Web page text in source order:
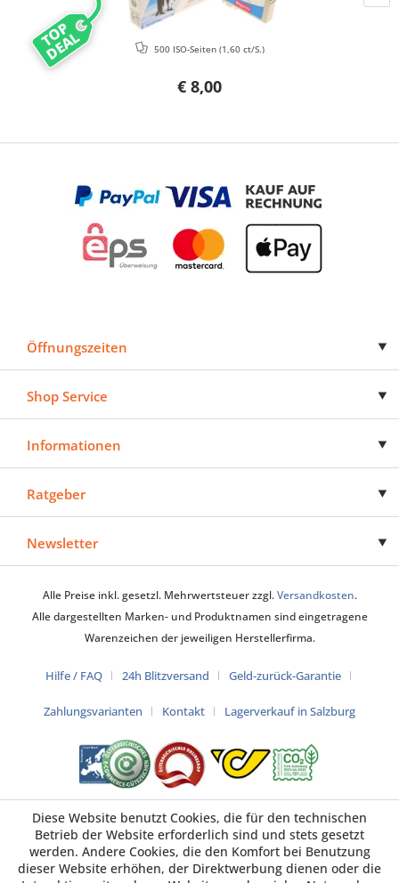
TOP
DEAL
€ 8,00
500 ISO-Seiten (1,60 ct/S.)
Öffnungszeiten
Shop Service
Informationen
Ratgeber
Newsletter
Alle Preise inkl. gesetzl. Mehrwertsteuer zzgl.Versandkosten.
Alle dargestellten Marken- und Produktnamen sind eingetragene
Warenzeichen der jeweiligen Herstellerfirma.
Hilfe / FAQ 24h Blitzversand Geld-zurück-Garantie
Zahlungsvarianten Kontakt Lagerverkauf in Salzburg
Diese Website benutzt Cookies, die für den technischen
Betrieb der Website erforderlich sind und stets gesetzt
werden. Andere Cookies, die den Komfort bei Benutzung
dieser Website erhöhen, der Direktwerbung dienen oder die